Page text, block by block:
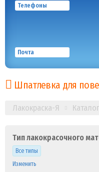
Телефоны
Почта
Шпатлевка для
Лакокраска-Я
Тип лакокрасочного
Все типы
Изменить